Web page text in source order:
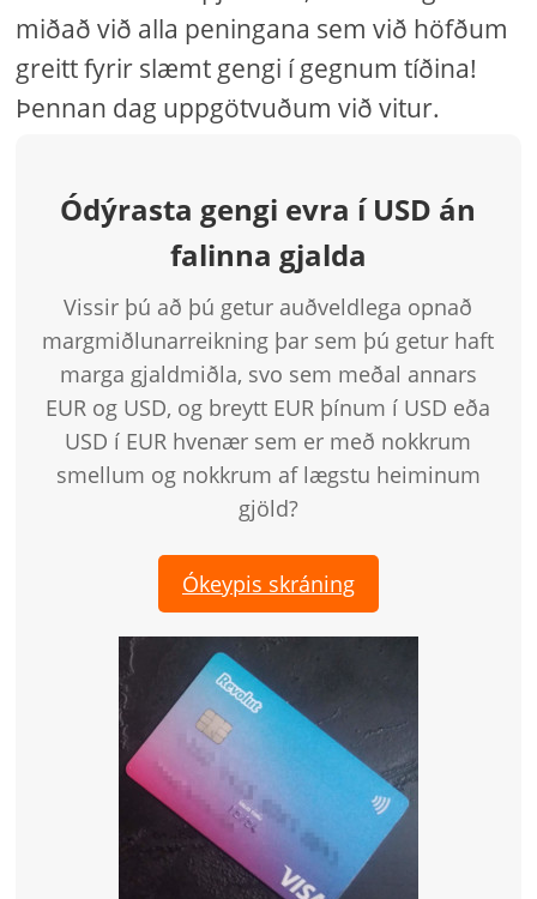
miðað við alla peningana sem við höfðum
greitt fyrir slæmt gengi í gegnum tíðina!
Þennan dag uppgötvuðum við vitur.
Ódýrasta gengi evra í USD án
falinna gjalda
Vissir þú að þú getur auðveldlega opnað
margmiðlunarreikning þar sem þú getur haft
marga gjaldmiðla, svo sem meðal annars
EUR og USD, og ​​breytt EUR þínum í USD eða
USD í EUR hvenær sem er með nokkrum
smellum og nokkrum af lægstu heiminum
gjöld?
Ókeypis skráning